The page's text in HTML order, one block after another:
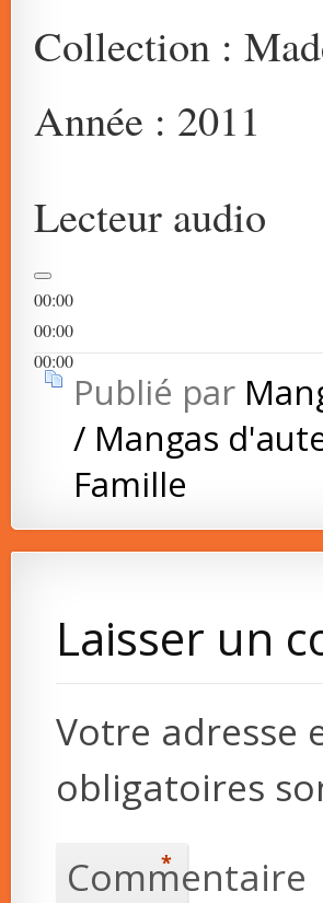
Collection :
Année : 2011
Lecteur audio
00:00
00:00
00:00
Publié par
/ Mangas
Famille
Laisser un
Votre adresse
obligatoires
Commentaire
*